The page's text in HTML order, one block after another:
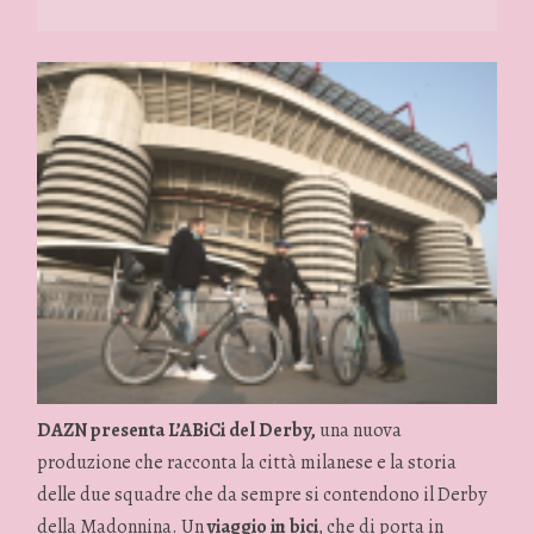
DAZN presenta L’ABiCi del Derby, una nuova
produzione che racconta la città milanese e la storia
delle due squadre che da sempre si contendono il Derby
della Madonnina. Unviaggio in bici, che di porta in